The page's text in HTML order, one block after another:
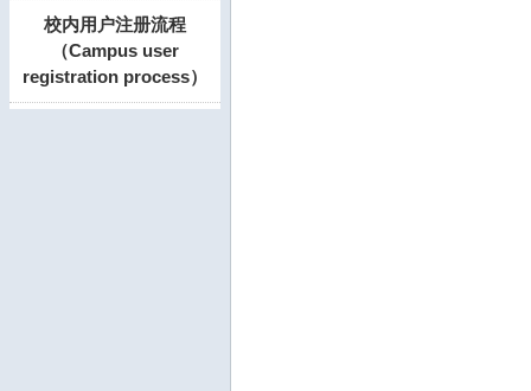
校内用户注册流程
（Campus user
registration process）